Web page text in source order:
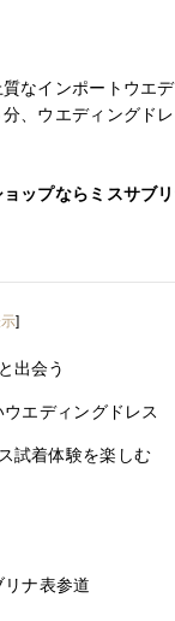
なインポートウエ
、ウエディングド
ップならミスサブ
]
出会う
エディングドレス
試着体験を楽しむ
ナ表参道